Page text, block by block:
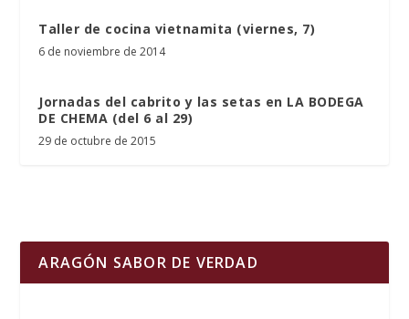
Taller de cocina vietnamita (viernes, 7)
6 de noviembre de 2014
Jornadas del cabrito y las setas en LA BODEGA
DE CHEMA (del 6 al 29)
29 de octubre de 2015
ARAGÓN SABOR DE VERDAD